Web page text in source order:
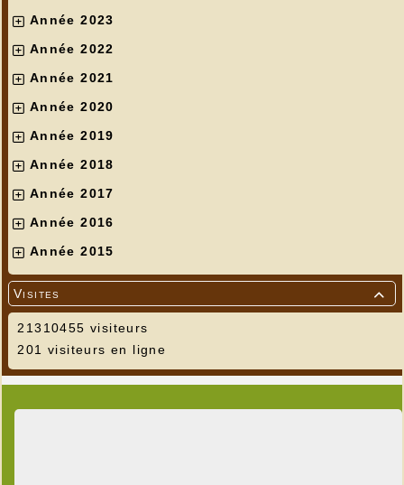
Année 2023
Année 2022
Année 2021
Année 2020
Année 2019
Année 2018
Année 2017
Année 2016
Année 2015

Visites
21310455 visiteurs
201 visiteurs en ligne